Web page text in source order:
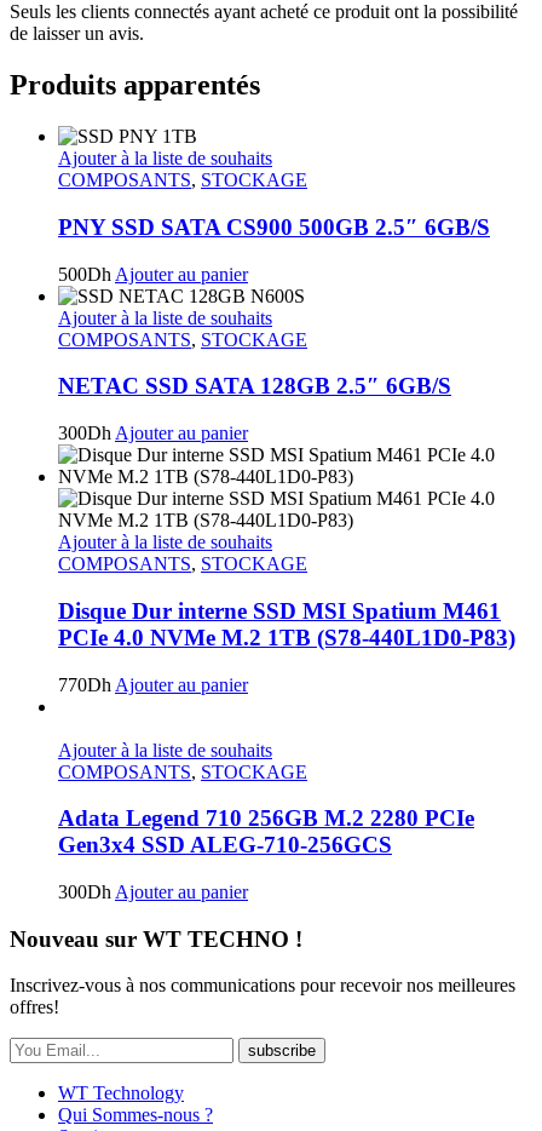
Seuls les clients connectés ayant acheté ce produit ont la possibilité
de laisser un avis.
Produits apparentés
Ajouter à la liste de souhaits
COMPOSANTS, STOCKAGE
PNY SSD SATA CS900 500GB 2.5″ 6GB/S
500Dh Ajouter au panier
Ajouter à la liste de souhaits
COMPOSANTS, STOCKAGE
NETAC SSD SATA 128GB 2.5″ 6GB/S
300Dh Ajouter au panier
Ajouter à la liste de souhaits
COMPOSANTS, STOCKAGE
Disque Dur interne SSD MSI ‎‎‎Spatium M461
PCIe 4.0 NVMe M.2 1TB (S78-440L1D0-P83)
770Dh Ajouter au panier
Ajouter à la liste de souhaits
COMPOSANTS, STOCKAGE
Adata Legend 710 256GB M.2 2280 PCIe
Gen3x4 SSD ALEG-710-256GCS
300Dh Ajouter au panier
Nouveau sur WT TECHNO !
Inscrivez-vous à nos communications pour recevoir nos meilleures
offres!
subscribe
WT Technology
Qui Sommes-nous ?